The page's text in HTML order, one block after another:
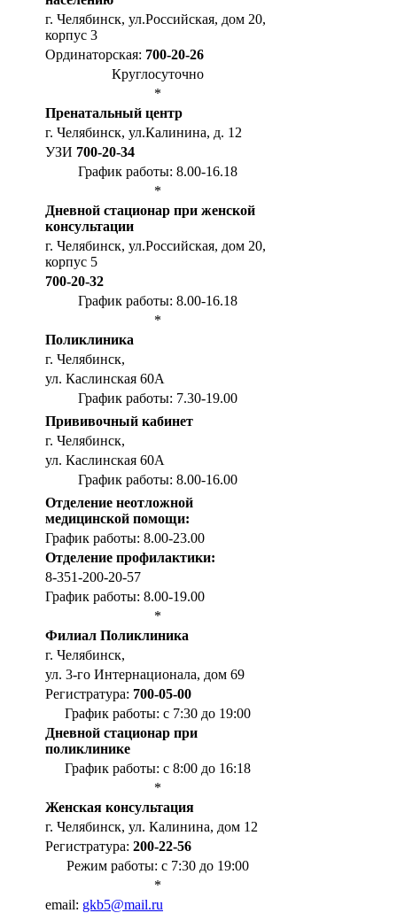
г. Челябинск, ул.Российская, дом 20,
корпус 3
Ординаторская: 700-20-26
Круглосуточно
*
Пренатальный центр
г. Челябинск, ул.Калинина, д. 12
УЗИ 700-20-34
График работы: 8.00-16.18
*
Дневной стационар при женской
консультации
г. Челябинск, ул.Российская, дом 20,
корпус 5
700-20-32
График работы: 8.00-16.18
*
Поликлиника
г. Челябинск,
ул. Каслинская 60А
График работы: 7.30-19.00
Прививочный кабинет
г. Челябинск,
ул. Каслинская 60А
График работы: 8.00-16.00
Отделение неотложной
медицинской помощи:
График работы: 8.00-23.00
Отделение профилактики:
8-351-200-20-57
График работы: 8.00-19.00
*
Филиал Поликлиника
г. Челябинск,
ул. 3-го Интернационала, дом 69
Регистратура: 700-05-00
График работы: с 7:30 до 19:00
Дневной стационар при
поликлинике
График работы: с 8:00 до 16:18
*
Женская консультация
г. Челябинск, ул. Калинина, дом 12
Регистратура: 200-22-56
Режим работы: с 7:30 до 19:00
*
email: gkb5@mail.ru